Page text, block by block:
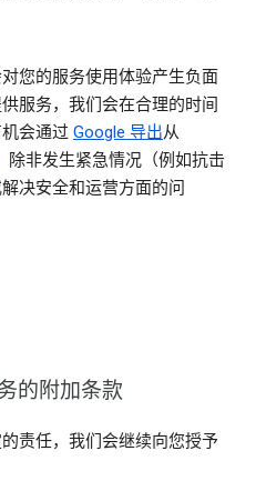
您的服务使用体验产生负面
服务，我们会在合理的时间
会通过 Google 导出从
除非发生紧急情况（例如抗击
决安全和运营方面的问
的附加条款
责任，我们会继续向您授予